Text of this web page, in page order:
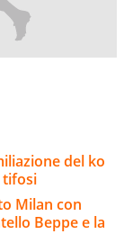
del ko
tifosi
Milan con
Beppe e la